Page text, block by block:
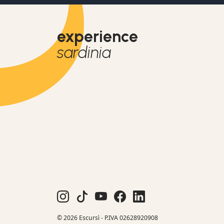
experience
sardinia
© 2026 Escursì - P.IVA 02628920908